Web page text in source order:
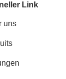
Link
uns